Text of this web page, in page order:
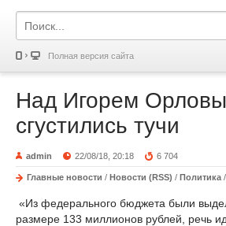
Полная версия сайта
Над Игорем
сгустились тучи
admin 22/08/18, 20:18 6 704
Главные новости / Новости (RSS) / Политика /
«Из федерального бюджета были
размере 133 миллионов рублей, речь